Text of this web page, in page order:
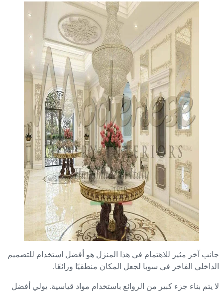
آخر مثير للاهتمام في هذا المنزل هو أفضل استخدام للتصميم
الفاخر في سوبا لجعل المكان منطقيًا ورائعًا.
يتم بناء جزء كبير من الروائع باستخدام مواد قياسية. يولي أفضل